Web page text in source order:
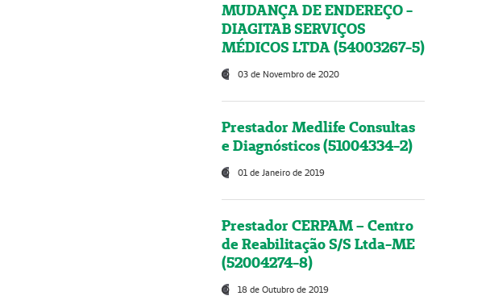
MUDANÇA DE ENDEREÇO -
DIAGITAB SERVIÇOS
MÉDICOS LTDA (54003267-5)
03 de Novembro de 2020
Prestador Medlife Consultas
e Diagnósticos (51004334-2)
01 de Janeiro de 2019
Prestador CERPAM – Centro
de Reabilitação S/S Ltda-ME
(52004274-8)
18 de Outubro de 2019